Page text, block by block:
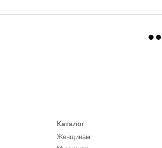
Каталог
Женщинам